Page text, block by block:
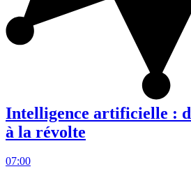
Intelligence artificielle :
à la révolte
07:00